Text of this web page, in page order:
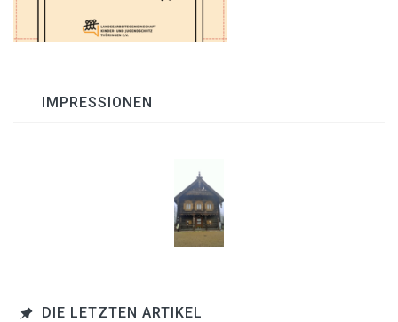
IMPRESSIONEN
DIE LETZTEN ARTIKEL